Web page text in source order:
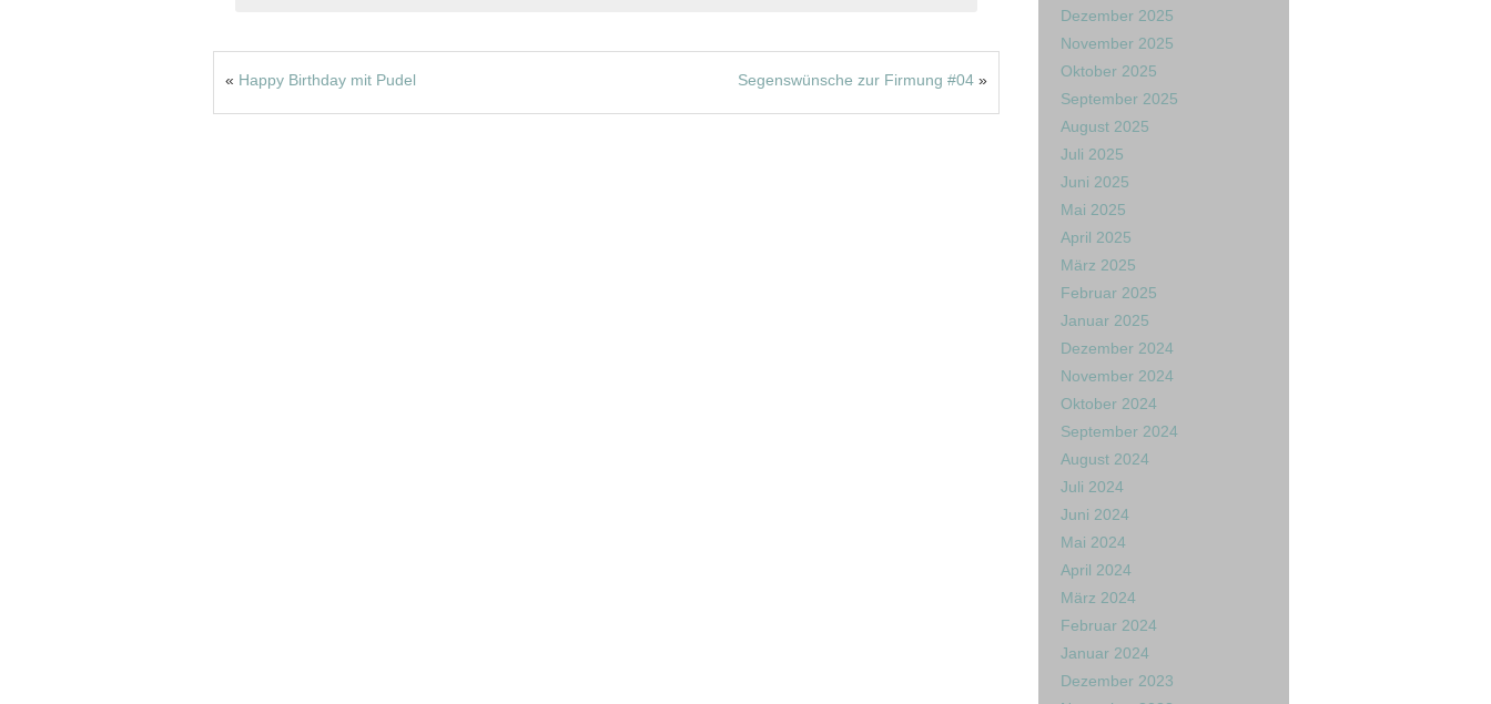
« Happy Birthday mit Pudel Segenswünsche zur Firmung #04»
Dezember 2025
November 2025
Oktober 2025
September 2025
August 2025
Juli 2025
Juni 2025
Mai 2025
April 2025
März 2025
Februar 2025
Januar 2025
Dezember 2024
November 2024
Oktober 2024
September 2024
August 2024
Juli 2024
Juni 2024
Mai 2024
April 2024
März 2024
Februar 2024
Januar 2024
Dezember 2023